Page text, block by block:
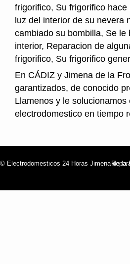
frigorifico, Su frigorifico
luz del interior de su nevera
cambiado su bombilla, Se
interior, Reparacion de
frigorifico, Su frigorifico
En CÁDIZ y Jimena de la
garantizados, de conocido
Llamenos y le
electrodomestico en tiempo
© Electrodomesticos 24 Horas Jimena de la